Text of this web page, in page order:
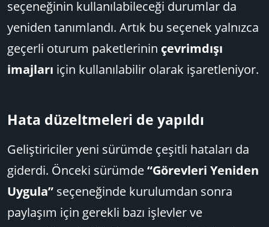
seçeneğinin kullanılabileceği durumlar da
yeniden tanımlandı. Artık bu seçenek yalnızca
geçerli oturum paketlerinin çevrimdışı
imajları için kullanılabilir olarak işaretleniyor.
Hata düzeltmeleri de yapıldı​
Geliştiriciler yeni sürümde çeşitli hataları da
giderdi. Önceki sürümde“Görevleri Yeniden
Uygula” seçeneğinde kurulumdan sonra
paylaşım için gerekli bazı işlevler ve